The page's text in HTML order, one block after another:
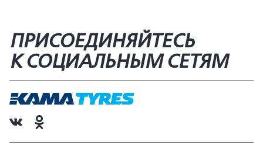
ПРИСОЕДИНЯЙТЕСЬ
К СОЦИАЛЬНЫМ СЕТЯМ